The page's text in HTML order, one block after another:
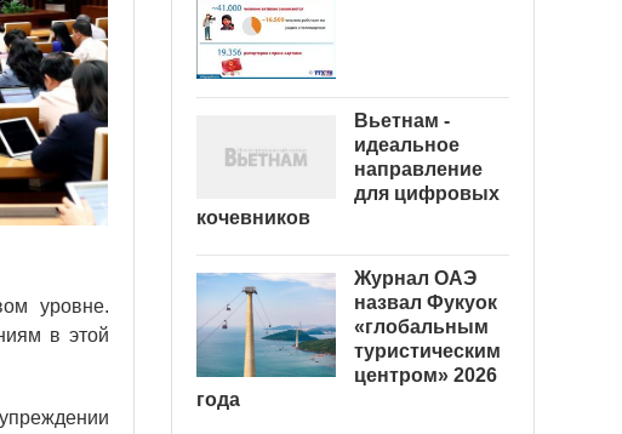
уровне.
в этой
Вьетнам -
идеальное
направление
для цифровых
кочевников
Журнал ОАЭ
назвал Фукуок
«глобальным
туристическим
центром» 2026
года